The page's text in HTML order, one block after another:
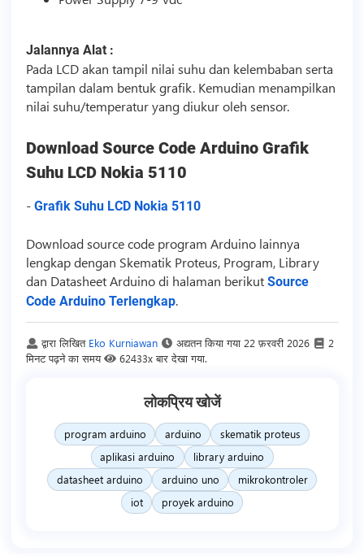
Jalannya Alat :
Pada LCD akan tampil nilai suhu dan kelembaban serta
tampilan dalam bentuk grafik. Kemudian menampilkan
nilai suhu/temperatur yang diukur oleh sensor.
Download Source CodeArduino Grafik
Suhu LCD Nokia 5110
- Grafik Suhu LCD Nokia 5110
Downloadsource codeprogram Arduino lainnya
lengkap dengan Skematik Proteus, Program, Library
dan Datasheet Arduino di halaman berikut Source
Code Arduino Terlengkap.
द्वारा लिखित Eko Kurniawan अद्यतन किया गया 22 फ़रवरी 2026
2
मिनट पढ़ने का समय
62433x बार देखा गया.
लोकप्रिय खोजें
program arduino arduino
skematik proteus
aplikasi arduino
library arduino
datasheet arduino
arduino uno
mikrokontroler
iot
proyek arduino